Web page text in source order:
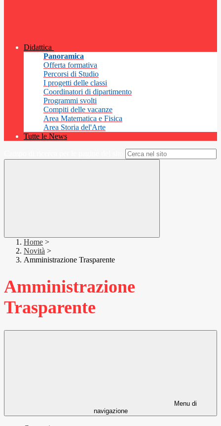
Didattica
Panoramica
Offerta formativa
Percorsi di Studio
I progetti delle classi
Coordinatori di dipartimento
Programmi svolti
Compiti delle vacanze
Area Matematica e Fisica
Area Storia del'Arte
Tutte le News
Home >
Novità >
Amministrazione Trasparente
Amministrazione
Trasparente
Menu di
navigazione